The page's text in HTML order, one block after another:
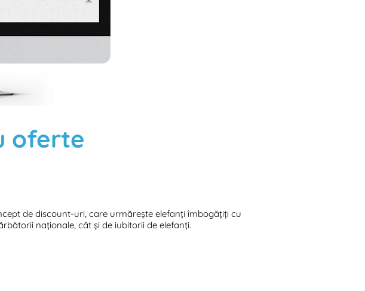
oferte
de discount-uri, care urmărește elefanți îmbogățiți cu
naționale, cât și de iubitorii de elefanți.